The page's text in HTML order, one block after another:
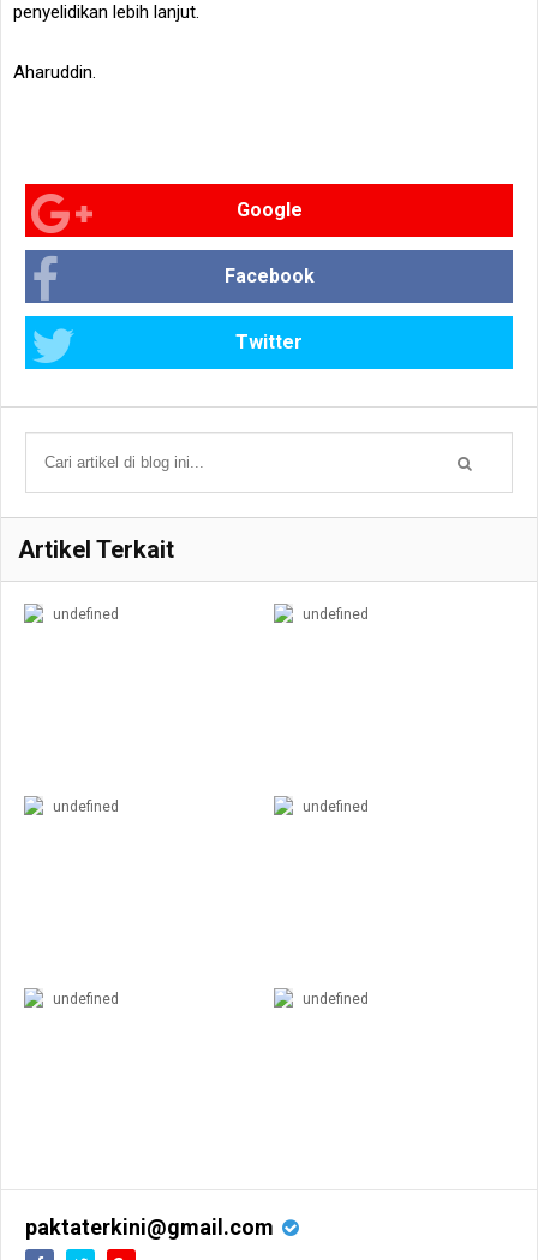
penyelidikan lebih lanjut.
Aharuddin.
Google
Facebook
Twitter
Artikel Terkait
undefined undefined
undefined undefined
undefined undefined
paktaterkini@gmail.com